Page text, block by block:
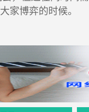
家博弈的时候。